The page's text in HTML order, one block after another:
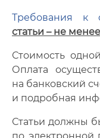
Требования к
статьи – не
Стоимость
Оплата
на банковский
и подробная
Статьи должны
по электронной